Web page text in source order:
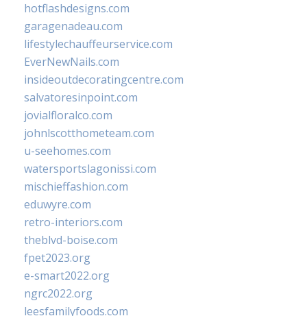
hotflashdesigns.com
garagenadeau.com
lifestylechauffeurservice.com
EverNewNails.com
insideoutdecoratingcentre.com
salvatoresinpoint.com
jovialfloralco.com
johnlscotthometeam.com
u-seehomes.com
watersportslagonissi.com
mischieffashion.com
eduwyre.com
retro-interiors.com
theblvd-boise.com
fpet2023.org
e-smart2022.org
ngrc2022.org
leesfamilyfoods.com